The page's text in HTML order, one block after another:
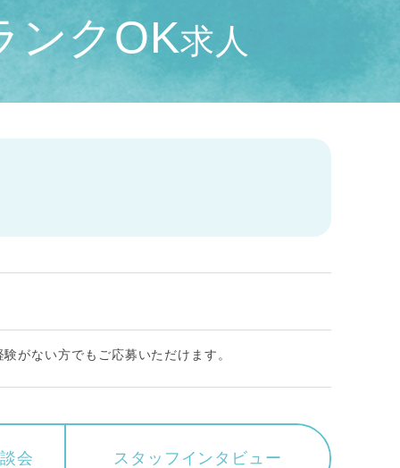
ンクOK求人
がない方でもご応募いただけます。
会 スタッフ インタビュー